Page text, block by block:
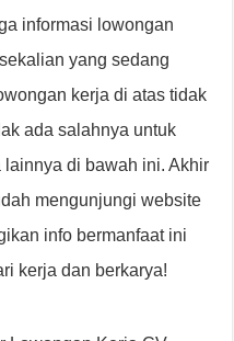
informasi lowongan
yang sedang
kerja di atas tidak
ada salahnya untuk
di bawah ini. Akhir
mengunjungi website
info bermanfaat ini
kerja dan berkarya!